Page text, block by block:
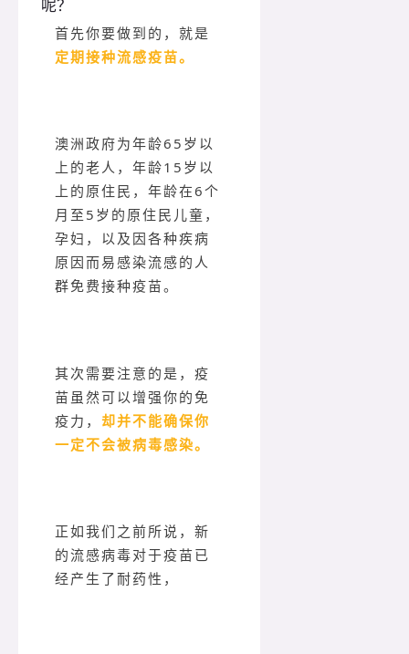
呢？
首先你要做到的，就是
定期接种流感疫苗。
澳洲政府为年龄65岁以
上的老人，年龄15岁以
上的原住民，年龄在6个
月至5岁的原住民儿童，
孕妇，以及因各种疾病
原因而易感染流感的人
群免费接种疫苗。
其次需要注意的是，疫
苗虽然可以增强你的免
疫力， 却并不能确保你
一定不会被病毒感染。
正如我们之前所说，新
的流感病毒对于疫苗已
经产生了耐药性，